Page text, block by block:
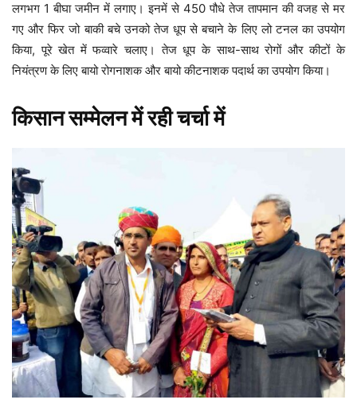
लगभग 1 बीघा जमीन में लगाए। इनमें से 450 पौधे तेज तापमान की वजह से मर
गए और फिर जो बाकी बचे उनको तेज धूप से बचाने के लिए लो टनल का उपयोग
किया, पूरे खेत में फव्वारे चलाए। तेज धूप के साथ-साथ रोगों और कीटों के
नियंत्रण के लिए बायो रोगनाशक और बायो कीटनाशक पदार्थ का उपयोग किया।
किसान सम्मेलन में रही चर्चा में